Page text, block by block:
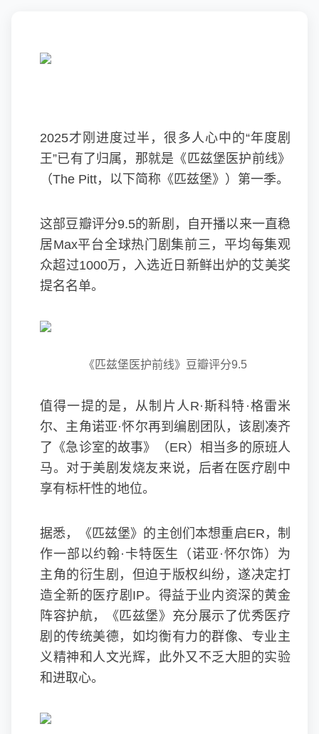
2025才刚进度过半，很多人心中的“年度剧
王”已有了归属，那就是《匹兹堡医护前线》
（The Pitt，以下简称《匹兹堡》）第一季。
这部豆瓣评分9.5的新剧，自开播以来一直稳
居Max平台全球热门剧集前三，平均每集观
众超过1000万，入选近日新鲜出炉的艾美奖
提名名单。
《匹兹堡医护前线》豆瓣评分9.5
值得一提的是，从制片人R·斯科特·格雷米
尔、主角诺亚·怀尔再到编剧团队，该剧凑齐
了《急诊室的故事》（ER）相当多的原班人
马。对于美剧发烧友来说，后者在医疗剧中
享有标杆性的地位。
据悉，《匹兹堡》的主创们本想重启ER，制
作一部以约翰·卡特医生（诺亚·怀尔饰）为
主角的衍生剧，但迫于版权纠纷，遂决定打
造全新的医疗剧IP。得益于业内资深的黄金
阵容护航，《匹兹堡》充分展示了优秀医疗
剧的传统美德，如均衡有力的群像、专业主
义精神和人文光辉，此外又不乏大胆的实验
和进取心。